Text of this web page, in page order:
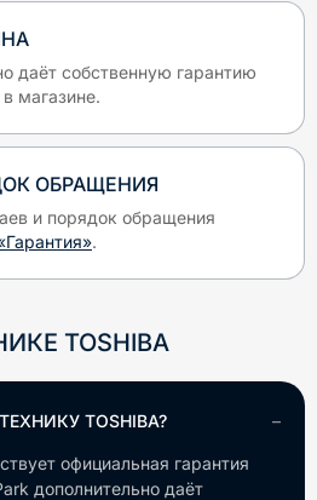
даёт собственную гарантию
магазине.
ОБРАЩЕНИЯ
и порядок обращения
.
TOSHIBA
TOSHIBA?
официальная гарантия
дополнительно даёт